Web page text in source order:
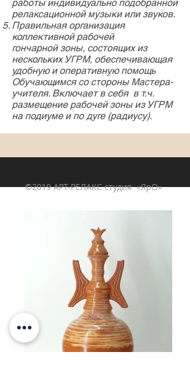
работы индивидуально подобранной
релаксационной музыки или звуков.
Правильная организация
коллективной рабочей
гончарной зоны, состоящих из
нескольких УГРМ, обеспечивающая
удобную и оперативную помощь
Обучающимся со стороны Мастера-
учителя. Включает в себя в т.ч.
размещение рабочей зоны из УГРМ
на подиуме и по дуге (радиусу).
©2019 АРТ-РЕЛАКС студия «ЯрО»